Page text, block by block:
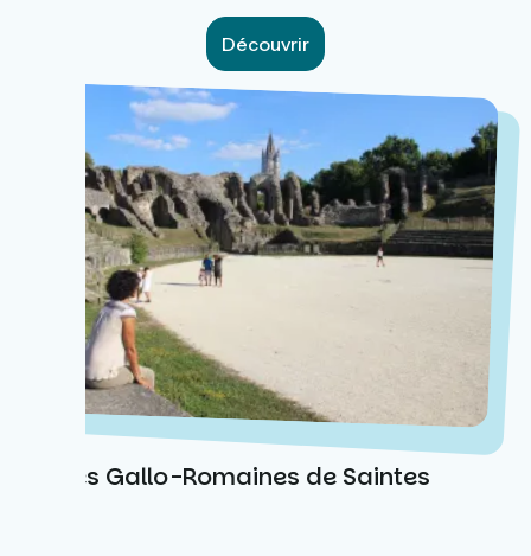
Découvrir
Arènes Gallo-Romaines de Saintes